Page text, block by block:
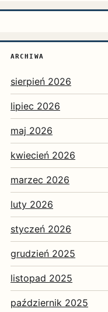
ARCHIWA
sierpień 2026
lipiec 2026
maj 2026
kwiecień 2026
marzec 2026
luty 2026
styczeń 2026
grudzień 2025
listopad 2025
październik 2025